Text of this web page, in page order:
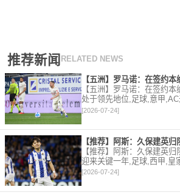
推荐新闻 RELATED NEWS
【五洲】罗马诺：在签约本
处于领先地位,足球,意甲
藏本站，24小时为你更新
讯。
[2026-07-24]
【推荐】阿斯：久保建英归
迎来关键一年,足球,西甲,皇
迎收藏本站，24小时为你
资讯。
[2026-07-24]